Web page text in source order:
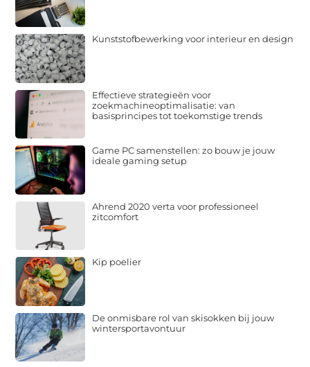
Kunststofbewerking voor interieur en design
Effectieve strategieën voor
zoekmachineoptimalisatie: van
basisprincipes tot toekomstige trends
Game PC samenstellen: zo bouw je jouw
ideale gaming setup
Ahrend 2020 verta voor professioneel
zitcomfort
Kip poelier
De onmisbare rol van skisokken bij jouw
wintersportavontuur